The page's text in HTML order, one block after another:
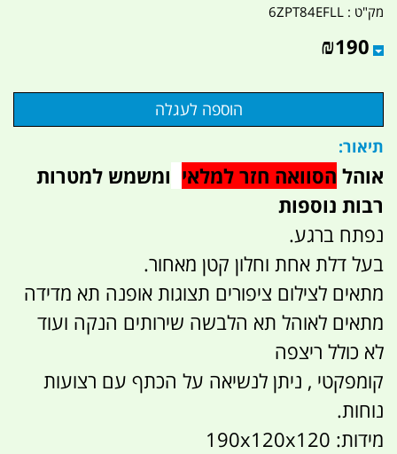
מק"ט : 6ZPT84EFLL
₪190
תיאור:
אוהל הסוואה חזר למלאי ומשמש למטרות
רבות נוספות
נפתח ברגע.
בעל דלת אחת וחלון קטן מאחור.
מתאים לצילום ציפורים תצוגות אופנה תא מדידה
מתאים לאוהל תא הלבשה שירותים הנקה ועוד
לא כולל ריצפה
קומפקטי , ניתן לנשיאה על הכתף עם רצועות
נוחות.
מידות: 190x120x120